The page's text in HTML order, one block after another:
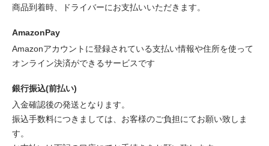
商品到着時、ドライバーにお支払いいただきます。
AmazonPay
Amazonアカウントに登録されている支払い情報や住所を使って
オンライン決済ができるサービスです
銀行振込(前払い)
入金確認後の発送となります。
振込手数料につきましては、お客様のご負担にてお願い致しま
す。